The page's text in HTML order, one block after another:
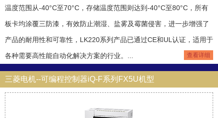
温度范围从-40°C至70°C，存储温度范围则达到-40°C至80°C，所有
板卡均涂覆三防漆，有效防止潮湿、盐雾及霉菌侵害，进一步增强了
产品的耐用性和可靠性，LK220系列产品已通过CE和UL认证，适用于
各种需要高性能自动化解决方案的行业。... 查看详细
三菱电机--可编程控制器iQ-F系列FX5U机型